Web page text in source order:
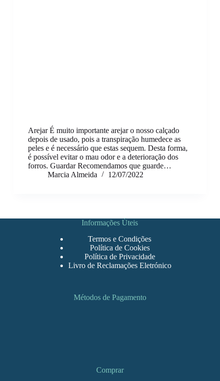
Arejar É muito importante arejar o nosso calçado
depois de usado, pois a transpiração humedece as
peles e é necessário que estas sequem. Desta forma,
é possível evitar o mau odor e a deterioração dos
forros. Guardar Recomendamos que guarde…
Marcia Almeida
12/07/2022
Informações Úteis
Termos e Condições
Política de Cookies
Política de Privacidade
Livro de Reclamações Eletrónico
Métodos de Pagamento
Comprar